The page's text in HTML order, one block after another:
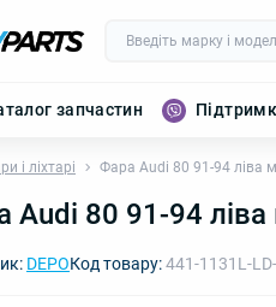
запчастин
і ліхтарі Фара Audi 80 91-94 ліва
Audi 80 91-94
DEPOКод товару:441-1131L-